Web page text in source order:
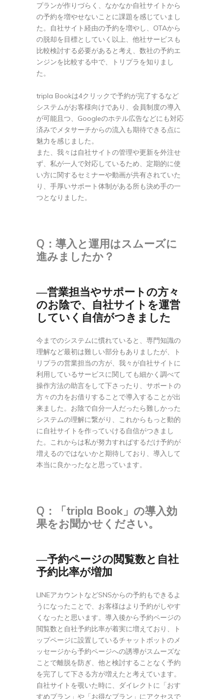
プランが作りづらく、なかなか自社サイトから
の予約を増やせないことに課題を感じていまし
た。自社サイト経由の予約を増やし、OTAから
の脱却を目標としていく以上、他社サービスも
比較検討する必要があると考え、数社の予約エ
ンジンを比較する中で、トリプラを知りまし
た。
tripla Bookは4クリックで予約が完了するなど
システムがお客様向けであり、会員制度の導入
が可能且つ、Googleのホテル広告などにも対応
済みでメタサーチからの流入も期待できる点に
魅力を感じました。
また、我々は自社サイトの管理や更新を外注せ
ず、私が一人で対応しているため、定期的に使
い方に関するセミナーや動画が共有されていた
り、手厚いサポート体制がある所も決め手の一
つとなりました。
Q：導入と運用はスムーズに
進みましたか？
―営業担当やサポートの方々
のお陰で、自社サイトを運営
していく自信がつきました
今までのシステムに慣れていると、専門知識の
理解など最初は難しい部分もありましたが、ト
リプラの営業担当の方が、我々が自社サイトに
利用しているサービスに関しても細かく調べて
操作方法の助言をして下さったり、サポートの
方々の力をお借りすることで導入することが出
来ました。お陰で自分一人だったら難しかった
システムの理解に繋がり、これからもっと動的
に自社サイトを作っていける自信がつきまし
た。これからは私が努力すればするだけ予約が
増えるのではないかと期待しており、導入して
本当に良かったなと思っています。
Q：
「tripla Book」の導入効
果をお聞かせください。
―予約ページの閲覧数と自社
予約比率が増加
LINEアカウントなどSNSからの予約もできるよ
うになったことで、お客様はより予約がしやす
くなったと思います。導入後から予約ページの
閲覧数と自社予約比率が着実に増えており、ト
ップページに設置しているチャットボットのメ
ッセージから予約ページへの誘導がスムーズな
ことで離脱を防ぎ、他と検討することなく予約
を完了して下さる方が増えたと考えています。
自社サイトを覗いた時に、ダイレクトに「おす
すめプラン」や「お得なプラン」にアクセスで